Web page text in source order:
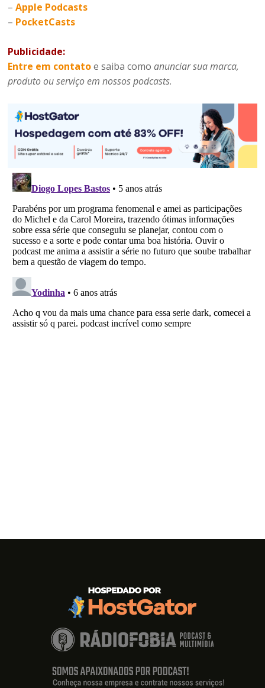
–Apple Podcasts
– PocketCasts
Publicidade:
Entre em contatoe saiba comoanunciar sua marca,
produto ou serviço em nossos podcasts.